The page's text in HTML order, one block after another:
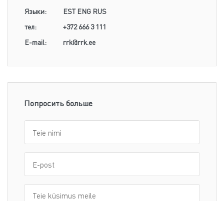
Языки:
EST ENG RUS
тел:
+372 666 3 111
E-mail:
rrk@rrk.ee
Попросить больше